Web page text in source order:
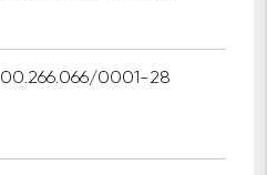
00.266.066/0001-28